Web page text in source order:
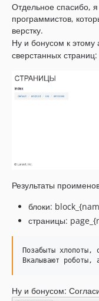
Отдельное спасибо,
программистов,
верстку.
Ну и бонусом к этому
сверстанных страниц:
Результаты
блоки:
страницы:
Позабыты хлопоты,
Ну и бонусом: